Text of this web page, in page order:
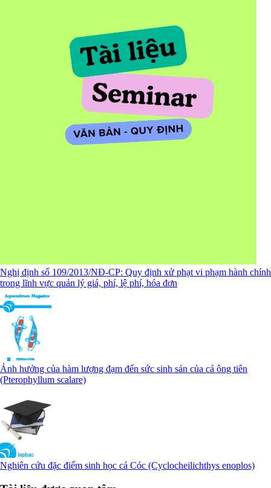
Nghị định số 109/2013/NĐ-CP: Quy định xử phạt vi phạm hành chính
trong lĩnh vực quản lý giá, phí, lệ phí, hóa đơn
Ảnh hưởng của hàm lượng đạm đến sức sinh sản của cá ông tiên
(Pterophyllum scalare)
Nghiên cứu đặc điểm sinh học cá Cóc (Cyclocheilichthys enoplos)